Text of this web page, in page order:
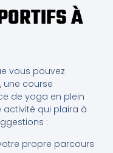
À
vous pouvez
, une course
de yoga en plein
activité qui plaira à
:
propre parcours